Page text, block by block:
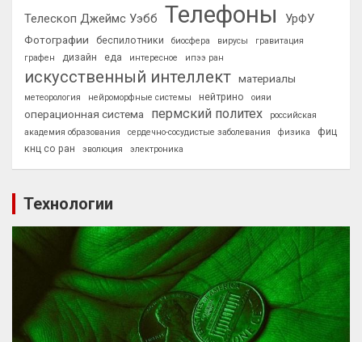
Телескоп Джеймс Уэбб Телефоны УрФУ
Фотографии беспилотники биосфера вирусы
гравитация
графен
дизайн еда интересное ипээ ран
искусственный интеллект материалы
метеорология нейроморфные системы нейтрино оияи
операционная система пермский политех
российская
академия образования
сердечно-сосудистые заболевания физика
фиц
кнц со ран
эволюция электроника
Технологии